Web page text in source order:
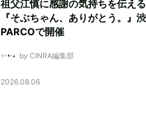
祖父江慎に感謝の気持ちを伝え
『そぶちゃん、ありがとう。』
PARCOで開催
by CINRA編集部
2026.08.06